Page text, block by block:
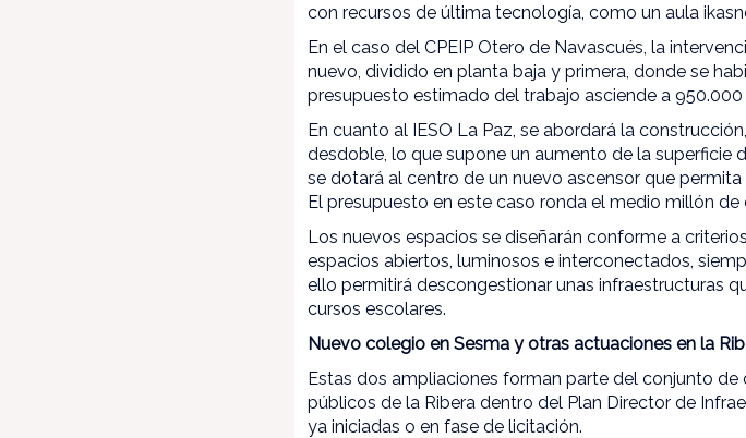
con recursos de última tecnología, como un aula
En el caso del CPEIP Otero de Navascués, la
nuevo, dividido en planta baja y primera, donde se
presupuesto estimado del trabajo asciende a 950.000
En cuanto al IESO La Paz, se abordará la
desdoble, lo que supone un aumento de la superficie
se dotará al centro de un nuevo ascensor que
El presupuesto en este caso ronda el medio millón de
Los nuevos espacios se diseñarán conforme a
espacios abiertos, luminosos e interconectados,
ello permitirá descongestionar unas infraestructuras
cursos escolares.
Nuevo colegio en Sesma y otras actuaciones en la
Estas dos ampliaciones forman parte del conjunto
públicos de la Ribera dentro del Plan Director de
ya iniciadas o en fase de licitación.